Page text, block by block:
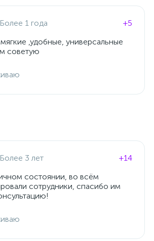
Более 1 года
+5
,удобные, универсальные
советую
Более 3 лет
+14
состоянии, во всём
сотрудники, спасибо им